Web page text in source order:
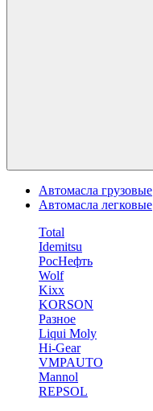
Автомасла грузовые
Автомасла легковые
Total
Idemitsu
РосНефть
Wolf
Kixx
KORSON
Разное
Liqui Moly
Hi-Gear
VMPAUTO
Mannol
REPSOL